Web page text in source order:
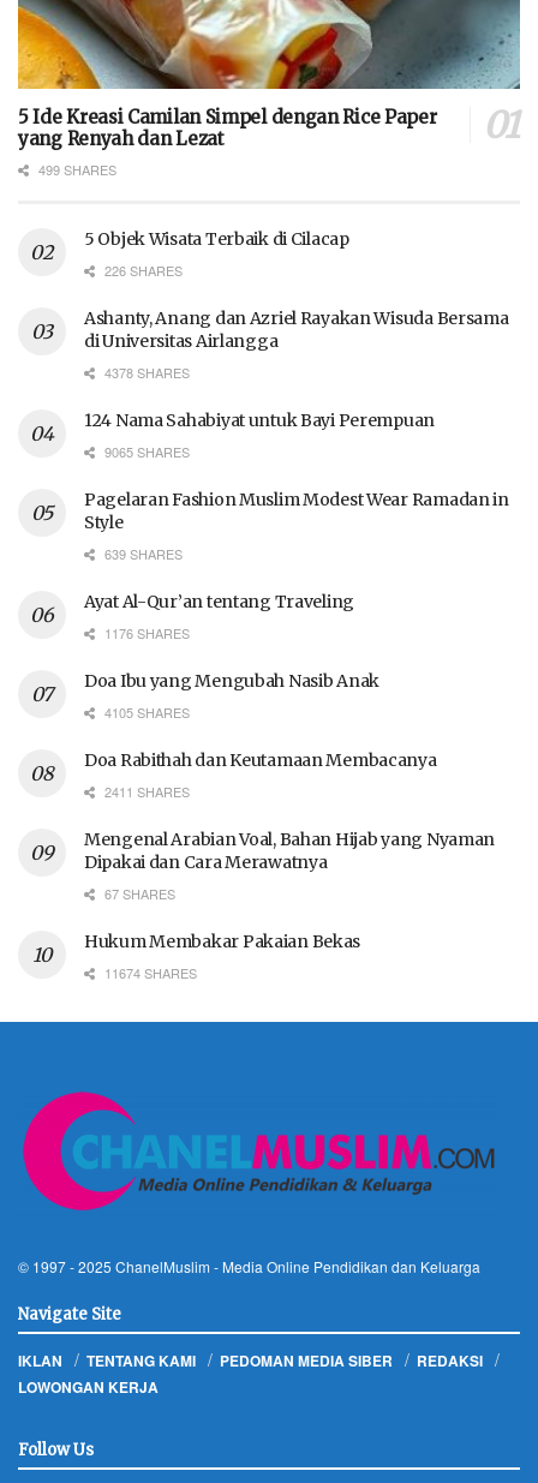
5 Ide Kreasi Camilan Simpel dengan Rice Paper
yang Renyah dan Lezat
499 SHARES
5 Objek Wisata Terbaik di Cilacap
226 SHARES
Ashanty, Anang dan Azriel Rayakan Wisuda Bersama
di Universitas Airlangga
4378 SHARES
124 Nama Sahabiyat untuk Bayi Perempuan
9065 SHARES
Pagelaran Fashion Muslim Modest Wear Ramadan in
Style
639 SHARES
Ayat Al-Qur’an tentang Traveling
1176 SHARES
Doa Ibu yang Mengubah Nasib Anak
4105 SHARES
Doa Rabithah dan Keutamaan Membacanya
2411 SHARES
Mengenal Arabian Voal, Bahan Hijab yang Nyaman
Dipakai dan Cara Merawatnya
67 SHARES
Hukum Membakar Pakaian Bekas
11674 SHARES
© 1997 - 2025 ChanelMuslim - Media Online Pendidikan dan Keluarga
Navigate Site
IKLAN TENTANG KAMI PEDOMAN MEDIA SIBER
REDAKSI
LOWONGAN KERJA
Follow Us